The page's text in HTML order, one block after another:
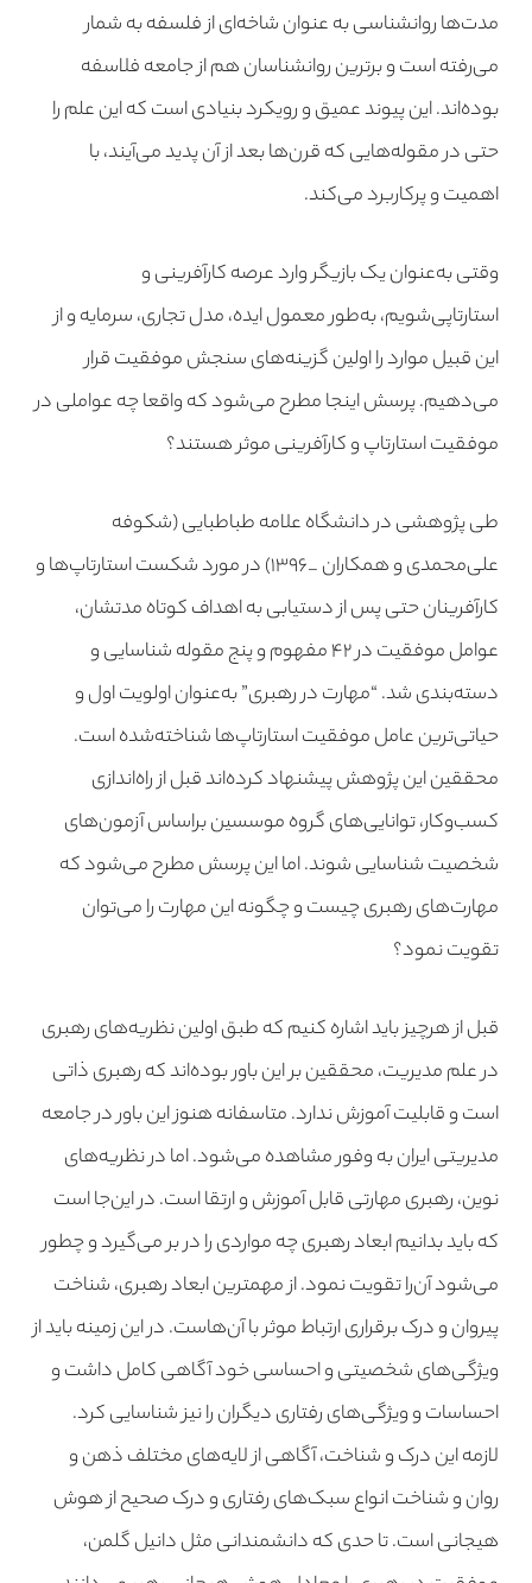
مدت‌ها روانشناسی به عنوان شاخه‌ای از فلسفه به شمار
می‌رفته است و برترین روانشناسان هم از جامعه فلاسفه
بوده‌اند. این پیوند عمیق و رویکرد بنیادی است که این علم را
حتی در مقوله‌هایی که قرن‌ها بعد از آن پدید می‌آیند، با
اهمیت و پرکاربرد می‌کند.
وقتی به‌عنوان یک بازیگر وارد عرصه کارآفرینی و
استارتاپی‌شویم، به‌طور معمول ایده، مدل تجاری، سرمایه و از
این قبیل موارد را اولین گزینه‌های سنجش موفقیت قرار
می‌دهیم. پرسش اینجا مطرح می‌شود که واقعا چه عواملی در
موفقیت استارتاپ و کارآفرینی موثر هستند؟
طی پژوهشی در دانشگاه علامه طباطبایی (شکوفه
علی‌محمدی و همکاران _۱۳۹۶) در مورد شکست استارتاپ‌ها و
کارآفرینان حتی پس از دستیابی به اهداف کوتاه مدتشان،
عوامل موفقیت در ۴۲ مفهوم و پنج مقوله شناسایی و
دسته‌بندی شد. “مهارت در رهبری” به‌عنوان اولویت اول و
حیاتی‌ترین عامل موفقیت استارتاپ‌ها شناخته‌شده‌ است.
محققین این پژوهش پیشنهاد کرده‌اند قبل از راه‌اندازی
کسب‌وکار، توانایی‌‌های گروه موسسین براساس آزمون‌های
شخصیت شناسایی شوند. اما این پرسش مطرح می‌شود که
مهارت‌های رهبری چیست و چگونه این مهارت را می‌توان
تقویت نمود؟
قبل از هرچیز باید اشاره کنیم که طبق اولین نظریه‌های رهبری
در علم مدیریت، محققین بر این باور بوده‌اند که رهبری ذاتی
است و قابلیت آموزش ندارد. متاسفانه هنوز این باور در جامعه
مدیریتی ایران به وفور مشاهده می‌شود. اما در نظریه‌های
نوین، رهبری مهارتی قابل آموزش و ارتقا است. در این‌جا است
که باید بدانیم ابعاد رهبری چه مواردی را در بر می‌گیرد و چطور
می‌شود آن‌را تقویت نمود. از مهمترین ابعاد رهبری، شناخت
پیروان و درک برقراری ارتباط موثر با آن‌هاست. در این زمینه ‌باید از
ویژگی‌های شخصیتی و احساسی خود آگاهی کامل داشت و
احساسات و ویژگی‌های رفتاری دیگران را نیز شناسایی کرد.
لازمه این درک و شناخت، آگاهی از لایه‌های مختلف ذهن و
روان و شناخت انواع سبک‌های رفتاری و درک صحیح از هوش
هیجانی است. تا حدی که دانشمندانی مثل دانیل گلمن،